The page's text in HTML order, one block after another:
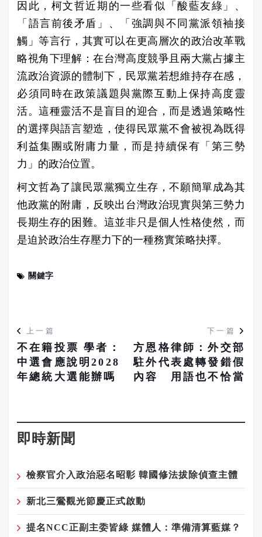
因此，柯文哲近期的一些看似「酸藍友綠」、
「語言前後矛盾」、「強調與不同黨派領袖接
觸」等言行，其實可以在更高層次的政治改革戰
略視角下理解：在台灣高度競爭且兩大黨占據主
流政治資源的體制下，民眾黨若想維持存在感，
必須同時在政策議題與黨際互動上保持高度靈
活。這種靈活不是盲目的迎合，而是透過策略性
的選擇與語言塑造，使得民眾黨不會被視為既得
利益集團或附庸力量，而是持續保有「第三勢
力」的政治位置。
柯文哲為了讓民眾黨獨立生存，不願簡單成為其
他政黨的附庸，反映出台灣政治現實與第三勢力
長期生存的困難。這並非只是個人性格使然，而
是迫於政治生存壓力下的一種務實策略抉擇。
關鍵字
上一篇
不在籍投票 學者：
中選會應說明2028
年總統大選能辦嗎
下一篇
方恩格律師：外交部
駐外代表處轉發錯假
內容 用語也不恰當
即時新聞
檢察官介入政治惡名昭彰 韓國修法拔除偵查主體
新北三鶯觀光節慶正式啟動
提名NCC正副主委皆綠 媒體人：準備清算藍媒？